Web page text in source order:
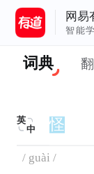
网易
智能
词典
英
中
/ guài /